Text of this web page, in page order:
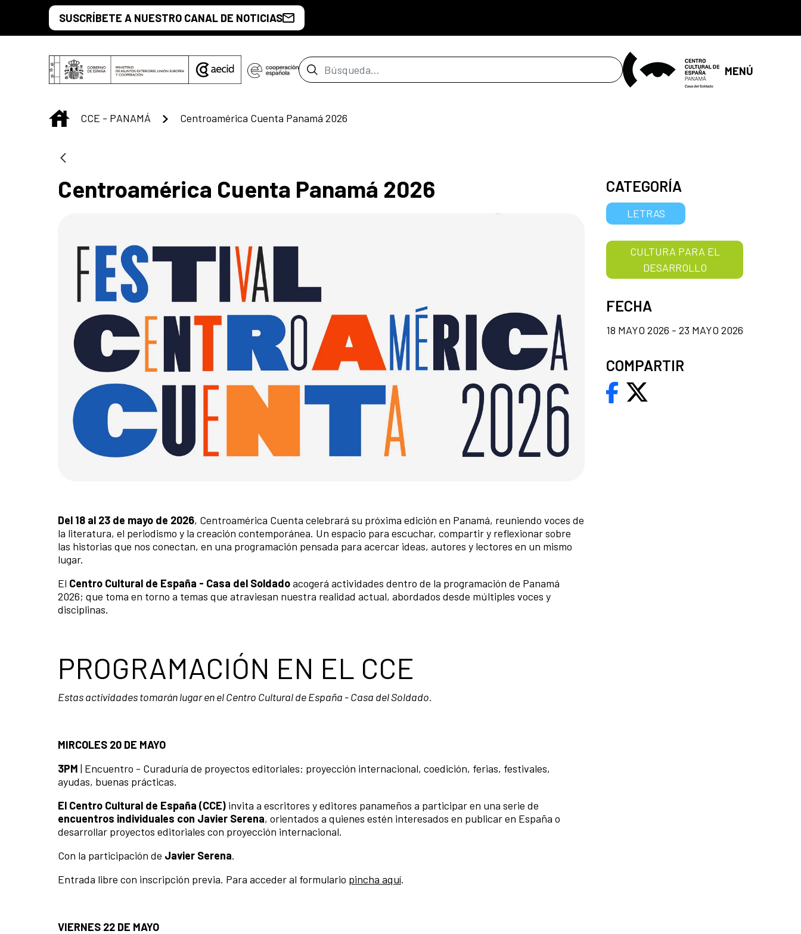
Saltar al contenido principal
SUSCRÍBETE A NUESTRO CANAL DE NOTICIAS
Barra de búsqueda MENÚ
INICIO
CCE - PANAMÁ Centroamérica Cuenta Panamá 2026
Centroamérica Cuenta Panamá 2026
Del 18 al 23 de mayo de 2026, Centroamérica Cuenta celebrará su próxima edición en Panamá, reuniendo voces de
la literatura, el periodismo y la creación contemporánea. Un espacio para escuchar, compartir y reflexionar sobre
las historias que nos conectan, en una programación pensada para acercar ideas, autores y lectores en un mismo
lugar.
El Centro Cultural de España - Casa del Soldadoacogerá actividades dentro de la programación de Panamá
2026; que toma en torno a temas que atraviesan nuestra realidad actual, abordados desde múltiples voces y
disciplinas.
PROGRAMACIÓN EN EL CCE
Estas actividades tomarán lugar en el Centro Cultural de España - Casa del Soldado.
MIRCOLES 20 DE MAYO
3PM | Encuentro - Curaduría de proyectos editoriales: proyección internacional, coedición, ferias, festivales,
ayudas, buenas prácticas.
El Centro Cultural de España (CCE) invita a escritores y editores panameños a participar en una serie de
encuentros individuales con Javier Serena, orientados a quienes estén interesados en publicar en España o
desarrollar proyectos editoriales con proyección internacional.
Con la participación de Javier Serena.
Entrada libre con inscripción previa. Para acceder al formulario pincha aquí.
VIERNES 22 DE MAYO
CATEGORÍA
LETRAS
CULTURA PARA EL
DESARROLLO
FECHA
18 MAYO 2026 - 23 MAYO 2026
COMPARTIR